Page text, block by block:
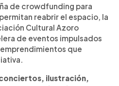
la primera cartelera
de crowdfunding,
recaudar los 38,151.46
reabrir el espacio
participaron en la
más de 40
programación incluye
de crowdfunding para
reabrir el espacio, la
Cultural Azoro
de eventos impulsados
que
ilustración,